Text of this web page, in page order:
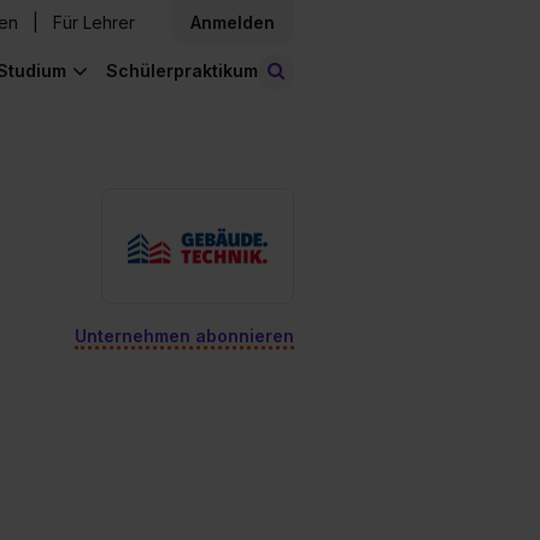
Für Lehrer Anmelden
Schülerpraktikum
Unternehmen abonnieren